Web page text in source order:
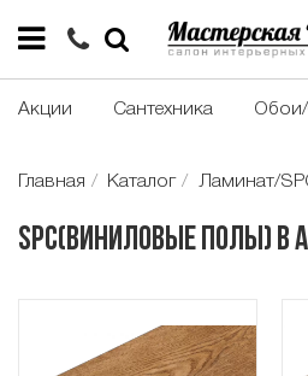
Акции Сантехника Обои/
Главная Каталог Ламинат/
SPC(Виниловые полы) в